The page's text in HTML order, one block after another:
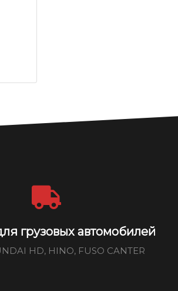
грузовых автомобилей
HD, HINO, FUSO CANTER